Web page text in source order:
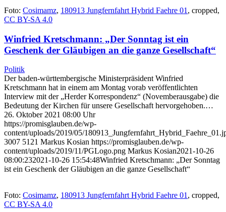
Foto: Cosimamz, 180913 Jungfernfahrt Hybrid Faehre 01 , cropped,
CC BY-SA 4.0
Winfried Kretschmann: „Der Sonntag ist ein
Geschenk der Gläubigen an die ganze Gesellschaft“
Politik
Der baden-württembergische Ministerpräsident Winfried
Kretschmann hat in einem am Montag vorab veröffentlichten
Interview mit der „Herder Korrespondenz“ (Novemberausgabe) die
Bedeutung der Kirchen für unsere Gesellschaft hervorgehoben.…
26. Oktober 2021 08:00 Uhr
https://promisglauben.de/wp-
content/uploads/2019/05/
3007 5121 Markus Kosian https://promisglauben.de/wp-
content/uploads/2019/11/PGLogo.png Markus Kosian2021-10-26
08:00:232021-10-26 15:54:48Winfried Kretschmann: „Der Sonntag
ist ein Geschenk der Gläubigen an die ganze Gesellschaft“
Foto: Cosimamz, 180913 Jungfernfahrt Hybrid Faehre 01 , cropped,
CC BY-SA 4.0